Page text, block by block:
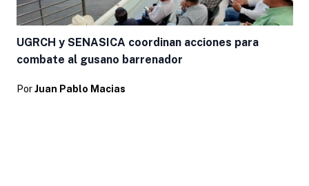
UGRCH y SENASICA coordinan acciones para
combate al gusano barrenador
Por Juan Pablo Macias